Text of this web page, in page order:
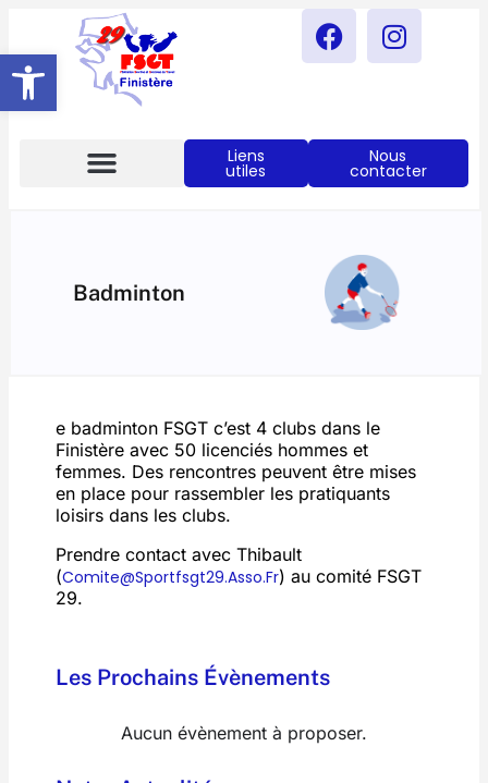
Ouvrir La Barre D’outils
Liens
utiles
Nous
contacter
Badminton
e badminton FSGT c’est 4 clubs dans le
Finistère avec 50 licenciés hommes et
femmes. Des rencontres peuvent être mises
en place pour rassembler les pratiquants
loisirs dans les clubs.
Prendre contact avec Thibault
(Comite@sportfsgt29.asso.fr) au comité FSGT
29.
Les Prochains Évènements
Aucun évènement à proposer.